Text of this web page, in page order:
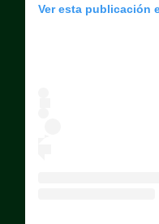
Ver esta publicación